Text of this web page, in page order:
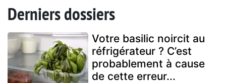
Derniers dossiers
Votre basilic noircit au
réfrigérateur ? C’est
probablement à cause
de cette erreur...